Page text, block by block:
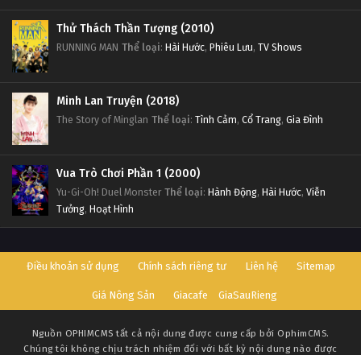
Thử Thách Thần Tượng (2010)
RUNNING MAN Thể loại: Hài Hước, Phiêu Lưu, TV Shows
Minh Lan Truyện (2018)
The Story of Minglan Thể loại: Tình Cảm, Cổ Trang, Gia Đình
Vua Trò Chơi Phần 1 (2000)
Yu-Gi-Oh! Duel Monster Thể loại: Hành Động, Hài Hước, Viễn
Tưởng, Hoạt Hình
Điều khoản sử dụng Chính sách riêng tư Liên hệ Sitemap
Giá Nông Sản Giacafe GiaSauRieng
Nguồn OPHIMCMS tất cả nội dung được cung cấp bởi OphimCMS.
Chúng tôi không chịu trách nhiệm đối với bất kỳ nội dung nào được